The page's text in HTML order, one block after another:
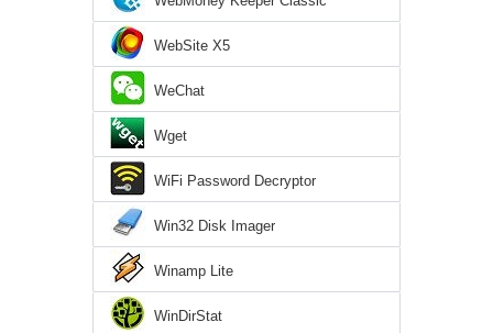
WebSite X5
WeChat
Wget
WiFi Password Decryptor
Win32 Disk Imager
Winamp Lite
WinDirStat